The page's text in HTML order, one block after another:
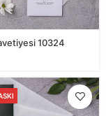
10324